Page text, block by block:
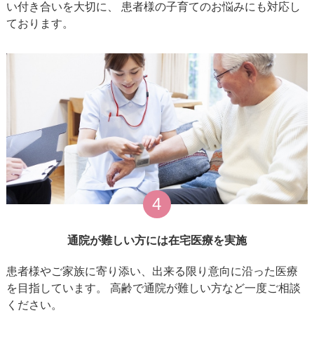
い付き合いを大切に、 患者様の子育てのお悩みにも対応し
ております。
4
通院が難しい方には在宅医療を実施
患者様やご家族に寄り添い、出来る限り意向に沿った医療
を目指しています。 高齢で通院が難しい方など一度ご相談
ください。